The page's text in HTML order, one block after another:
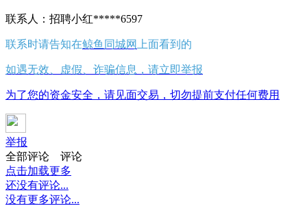
联系人：招聘小红*****6597
联系时请告知在鲸鱼同城网 上面看到的
如遇无效、虚假、诈骗信息，请立即举报
为了您的资金安全，请见面交易，切勿提前支付任何费用
举报
全部评论
评论
点击加载更多
还没有评论...
没有更多评论...